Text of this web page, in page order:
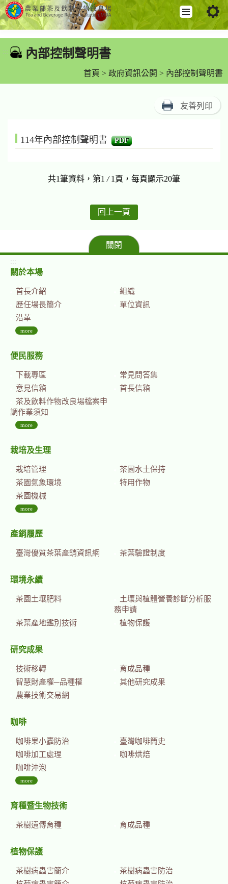
內
::: 內部控制聲明書
首頁 > 政府資訊公開 > 內部控制聲明書
友善列印
114年內部控制聲明書 PDF
共1筆資料，第1 /1頁，每頁顯示20筆
回上一頁
關閉
:::
關於本場
首長介紹
組織
歷任場長簡介
單位資訊
沿革
more
便民服務
下載專區
常見問答集
意見信箱
首長信箱
茶及飲料作物改良場檔案申
調作業須知
more
栽培及生理
栽培管理
茶園水土保持
茶園氣象環境
特用作物
茶園機械
more
產銷履歷
臺灣優質茶葉產銷資訊網 茶葉驗證制度
環境永續
茶園土壤肥料
土壤與植體營養診斷分析服
務申請
茶葉產地鑑別技術
植物保護
研究成果
技術移轉
育成品種
智慧財產權─品種權
其他研究成果
農業技術交易網
咖啡
咖啡果小蠹防治
臺灣咖啡簡史
咖啡加工處理
咖啡烘焙
咖啡沖泡
more
育種暨生物技術
茶樹遺傳育種 育成品種
植物保護
茶樹病蟲害簡介
茶樹病蟲害防治